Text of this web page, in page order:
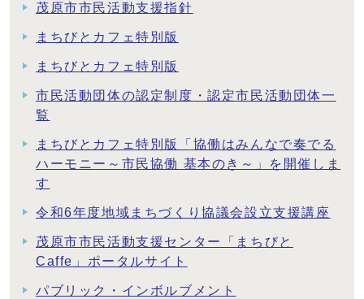
茂原市市民活動支援指針
まちびとカフェ特別版
まちびとカフェ特別版
市民活動団体の認定制度・認定市民活動団体一
覧
まちびとカフェ特別版「協働はみんなで奏でる
ハーモニー～市民協働 基本のき～」を開催しま
す
令和6年度地域まちづくり協議会設立支援講座
茂原市市民活動支援センター「まちびと
Caffe」ポータルサイト
パブリック・インボルブメント